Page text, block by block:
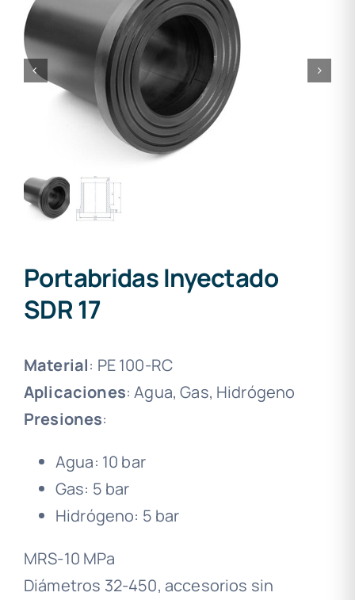
Portabridas Inyectado
SDR 17
Material: PE 100-RC
Aplicaciones: Agua, Gas, Hidrógeno
Presiones:
Agua: 10 bar
Gas: 5 bar
Hidrógeno: 5 bar
MRS-10 MPa
Diámetros 32-450, accesorios sin